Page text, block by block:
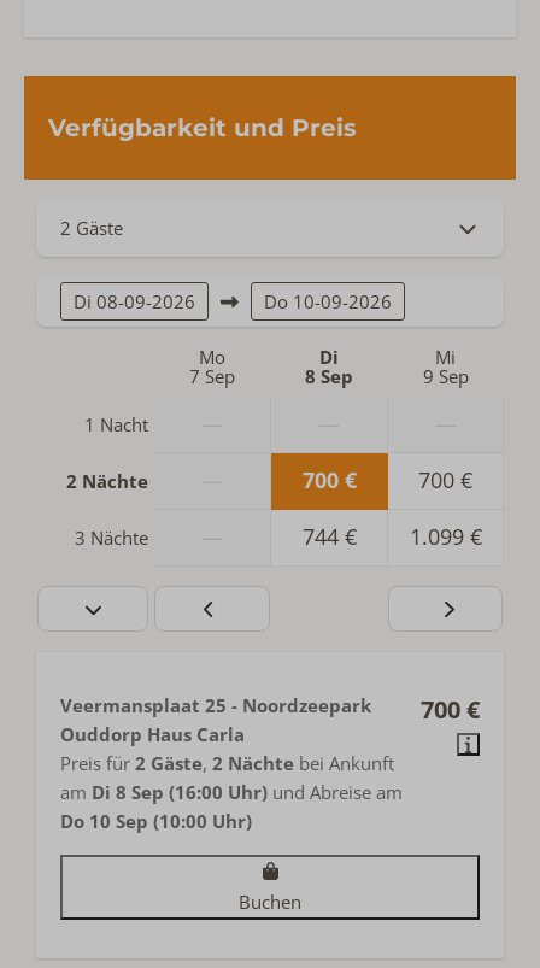
Verfügbarkeit und Preis
2 Gäste
Di 08-09-2026 Do 10-09-2026
Mo
7 Sep
Di
8 Sep
Mi
9 Sep
1 Nacht
2 Nächte 700 € 700 €
3 Nächte 744 € 1.099 €
700 €
Veermansplaat 25 - Noordzeepark
Ouddorp Haus Carla
Preis für 2 Gäste, 2 Nächte bei Ankunft
am Di 8 Sep (16:00 Uhr) und Abreise am
Do 10 Sep (10:00 Uhr)
Buchen